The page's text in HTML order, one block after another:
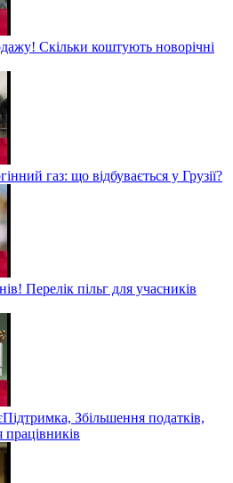
Скільки коштують новорічні
газ: що відбувається у Грузії?
Перелік пільг для учасників
Збільшення податків,